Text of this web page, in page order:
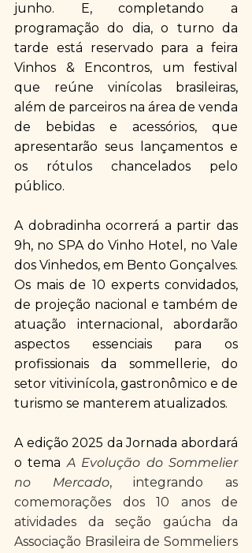
junho. E, completando a
programação do dia, o turno da
tarde está reservado para a feira
Vinhos & Encontros, um festival
que reúne vinícolas brasileiras,
além de parceiros na área de venda
de bebidas e acessórios, que
apresentarão seus lançamentos e
os rótulos chancelados pelo
público.
A dobradinha ocorrerá a partir das
9h, no SPA do Vinho Hotel, no Vale
dos Vinhedos, em Bento Gonçalves.
Os mais de 10 experts convidados,
de projeção nacional e também de
atuação internacional, abordarão
aspectos essenciais para os
profissionais da sommellerie, do
setor vitivinícola, gastronômico e de
turismo se manterem atualizados.
​A edição 2025 da Jornada abordará
o tema A Evolução do Sommelier
no Mercado, integrando as
comemorações dos 10 anos de
atividades da seção gaúcha da
Associação Brasileira de Sommeliers